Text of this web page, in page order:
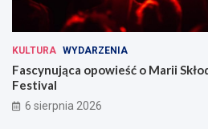
KULTURA WYDARZENIA
Fascynująca opowieść o Marii
Festival
6 sierpnia 2026